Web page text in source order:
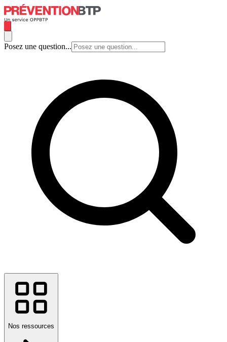
Posez une question...
Nos ressources